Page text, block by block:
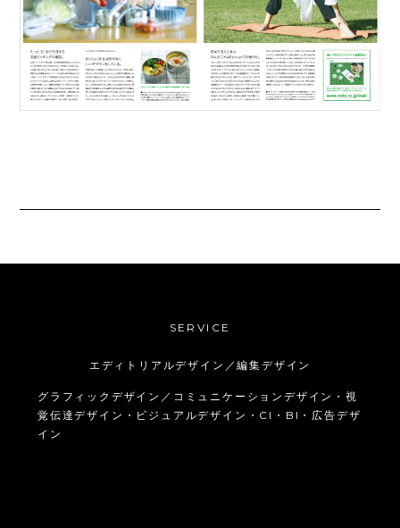
SERVICE
エディトリアルデザイン／編集デザイン
グラフィックデザイン／コミュニケーションデザイン・視
覚伝達デザイン・ビジュアルデザイン・CI・BI・広告デザ
イン